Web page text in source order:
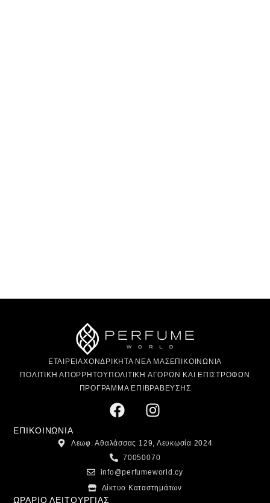
ΕΤΑΙΡΕΙΑΧΟΝΔΡΙΚΗΤΑ ΝΕΑ ΜΑΣ ΕΠΙΚΟΙΝΩΝΙΑ
ΠΟΛΙΤΙΚΗ ΑΠΟΡΡΗΤΟΥ ΠΟΛΙΤΙΚΗ ΑΓΟΡΩΝ ΚΑΙ ΕΠΙΣΤΡΟΦΩΝ
ΠΡΟΓΡΑΜΜΑ ΕΠΙΒΡΑΒΕΥΣΗΣ
ΕΠΙΚΟΙΝΩΝΙΑ
Λεωφ. Αθαλάσσας 129, Λευκωσία 2024
70050070
info@perfumeworld.cy
Δίκτυο Καταστημάτων
ΩΡΑΡΙΟ ΛΕΙΤΟΥΡΓΙΑΣ